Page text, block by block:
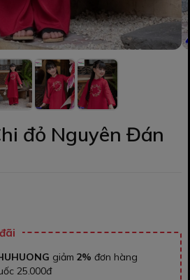
đỏ Nguyên Đán
giảm 2% đơn hàng
25.000đ